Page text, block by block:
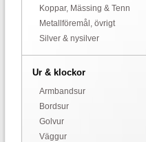
Koppar, Mässing & Tenn
Metallföremål, övrigt
Silver & nysilver
Ur & klockor
Armbandsur
Bordsur
Golvur
Väggur